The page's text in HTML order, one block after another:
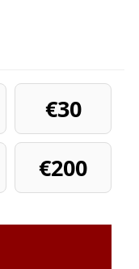
€30
€200